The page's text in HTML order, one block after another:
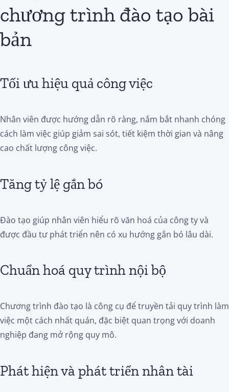
chương trình đào tạo bài
bản
Tối ưu hiệu quả công việc
Nhân viên được hướng dẫn rõ ràng, nắm bắt nhanh chóng
cách làm việc giúp giảm sai sót, tiết kiệm thời gian và nâng
cao chất lượng công việc.
Tăng tỷ lệ gắn bó
Đào tạo giúp nhân viên hiểu rõ văn hoá của công ty và
được đầu tư phát triển nên có xu hướng gắn bó lâu dài.
Chuẩn hoá quy trình nội bộ
Chương trình đào tạo là công cụ để truyền tải quy trình làm
việc một cách nhất quán, đặc biệt quan trọng với doanh
nghiệp đang mở rộng quy mô.
Phát hiện và phát triển nhân tài